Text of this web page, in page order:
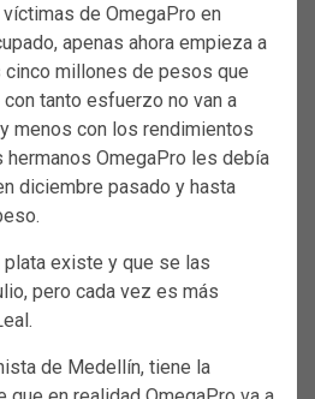
de OmegaPro en
apenas ahora empieza a
cinco millones de pesos que
tanto esfuerzo no van a
menos con los rendimientos
OmegaPro les debía
diciembre pasado y hasta
plata existe y que se las
pero cada vez es más
de Medellín, tiene la